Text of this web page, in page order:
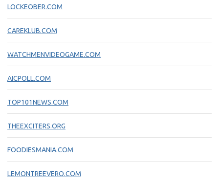
LOCKEOBER.COM
CAREKLUB.COM
WATCHMENVIDEOGAME.COM
AICPOLL.COM
TOP101NEWS.COM
THEEXCITERS.ORG
FOODIESMANIA.COM
LEMONTREEVERO.COM